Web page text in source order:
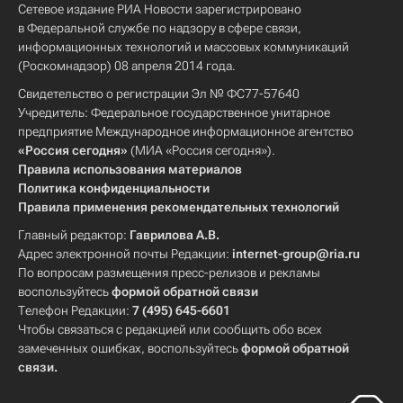
Сетевое издание РИА Новости зарегистрировано
в Федеральной службе по надзору в сфере связи,
информационных технологий и массовых коммуникаций
(Роскомнадзор) 08 апреля 2014 года.
Свидетельство о регистрации Эл № ФС77-57640
Учредитель: Федеральное государственное унитарное
предприятие Международное информационное агентство
«Россия сегодня» (МИА «Россия сегодня»).
Правила использования материалов
Политика конфиденциальности
Правила применения рекомендательных технологий
Главный редактор: Гаврилова А.В.
Адрес электронной почты Редакции: internet-group@ria.ru
По вопросам размещения пресс-релизов и рекламы
воспользуйтесьформой обратной связи
Телефон Редакции: 7 (495) 645-6601
Чтобы связаться с редакцией или сообщить обо всех
замеченных ошибках, воспользуйтесьформой обратной
связи.